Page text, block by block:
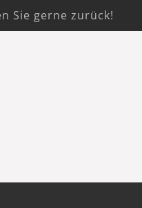
Sie gerne zurück!